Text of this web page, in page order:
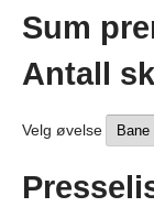
Sum
Antall
Velg øvelse